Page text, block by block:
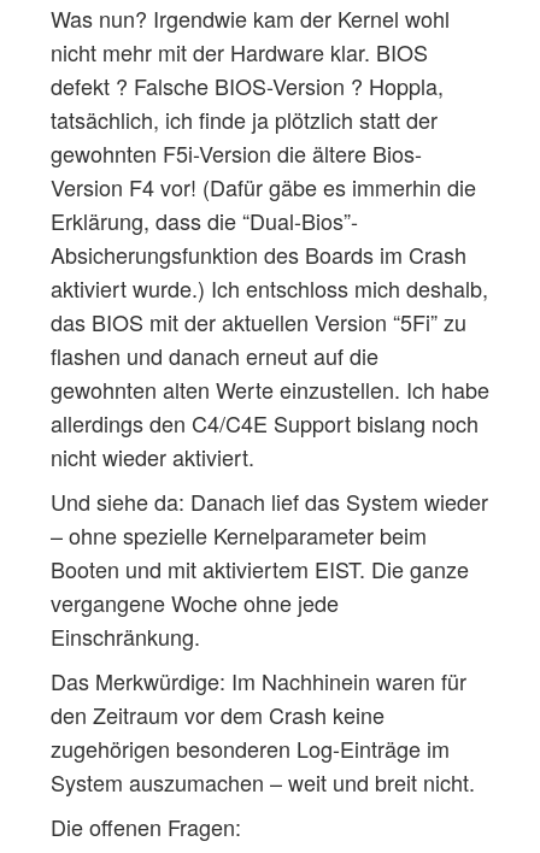
Was nun? Irgendwie kam der Kernel wohl
nicht mehr mit der Hardware klar. BIOS
defekt ? Falsche BIOS-Version ? Hoppla,
tatsächlich, ich finde ja plötzlich statt der
gewohnten F5i-Version die ältere Bios-
Version F4 vor! (Dafür gäbe es immerhin die
Erklärung, dass die “Dual-Bios”-
Absicherungsfunktion des Boards im Crash
aktiviert wurde.) Ich entschloss mich deshalb,
das BIOS mit der aktuellen Version “5Fi” zu
flashen und danach erneut auf die
gewohnten alten Werte einzustellen. Ich habe
allerdings den C4/C4E Support bislang noch
nicht wieder aktiviert.
Und siehe da: Danach lief das System wieder
– ohne spezielle Kernelparameter beim
Booten und mit aktiviertem EIST. Die ganze
vergangene Woche ohne jede
Einschränkung.
Das Merkwürdige: Im Nachhinein waren für
den Zeitraum vor dem Crash keine
zugehörigen besonderen Log-Einträge im
System auszumachen – weit und breit nicht.
Die offenen Fragen: